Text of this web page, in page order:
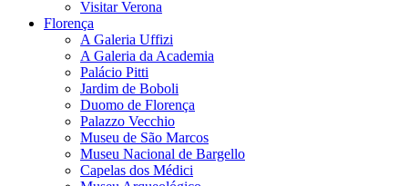
Visitar Verona
Florença
A Galeria Uffizi
A Galeria da Academia
Palácio Pitti
Jardim de Boboli
Duomo de Florença
Palazzo Vecchio
Museu de São Marcos
Museu Nacional de Bargello
Capelas dos Médici